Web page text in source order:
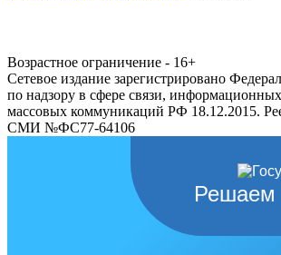
Возрастное ограничение - 16+
Сетевое издание зарегистрировано
по надзору в сфере связи,
массовых коммуникаций РФ 18.12.2015.
СМИ №ФС77-64106
Решаем